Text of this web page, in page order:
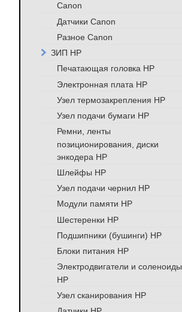
Canon
Датчики Canon
Разное Canon
ЗИП HP
Печатающая головка HP
Электронная плата HP
Узел термозакрепления HP
Узел подачи бумаги HP
Ремни, ленты
позиционирования, диски
энкодера HP
Шлейфы HP
Узел подачи чернил HP
Модули памяти HP
Шестеренки HP
Подшипники (бушинги) HP
Блоки питания HP
Электродвигатели и соленоиды
HP
Узел сканирования HP